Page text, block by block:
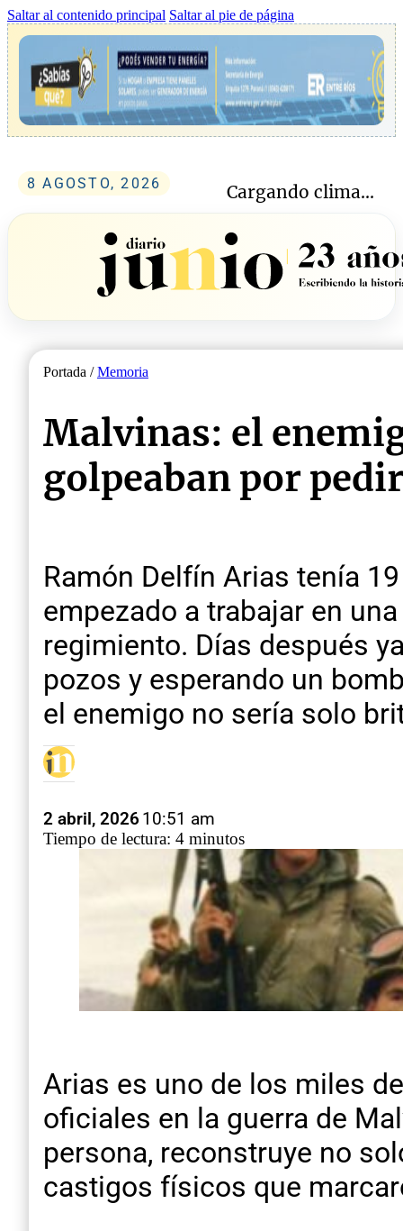
Saltar al contenido principal Saltar al pie de página
8 AGOSTO, 2026 Cargando clima...
Portada /Memoria
Malvinas: el
golpeaban por
Ramón Delfín Arias tenía
empezado a trabajar en
regimiento. Días después
pozos y esperando un
el enemigo no sería solo
2 abril, 202610:51 am
Tiempo de lectura: 4 minutos
Arias es uno de los miles
oficiales en la guerra de
persona, reconstruye no
castigos físicos que